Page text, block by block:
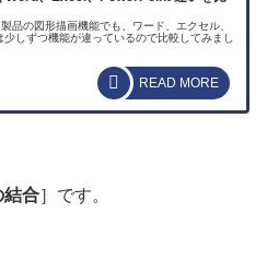
品の図形描画機能でも、ワード、エクセル、
少しずつ機能が違っているので比較してみまし
結合］です。